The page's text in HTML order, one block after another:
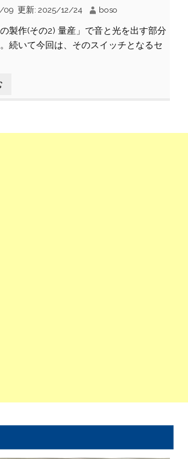
09 更新: 2025/12/24 boso
の製作(その2) 量産」で音と光を出す部分
続いて今回は、そのスイッチとなるセ